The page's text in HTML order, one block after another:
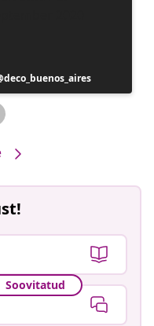
Postitus
avaldatud
deco_buenos_aires
Soovitatud